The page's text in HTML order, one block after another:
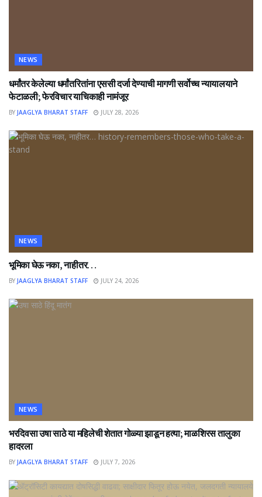
NEWS
धर्मांतर केलेल्या धर्मांतरितांना एससी दर्जा देण्याची मागणी सर्वोच्च न्यायालयाने
फेटाळली; फेरविचार याचिकाही नामंजूर
BY JAAGLYA BHARAT STAFF JULY 28, 2026
NEWS
भूमिका घेऊ नका, नाहीतर…
BY JAAGLYA BHARAT STAFF JULY 24, 2026
NEWS
भरदिवसा उषा साठे या महिलेची शेतात गोळ्या झाडून हत्या; माळशिरस तालुका
हादरला
BY JAAGLYA BHARAT STAFF JULY 7, 2026